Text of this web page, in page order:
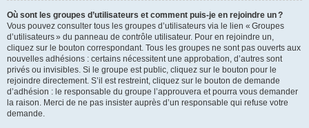
Où sont les groupes d’utilisateurs et comment puis-je en rejoindre un ?
Vous pouvez consulter tous les groupes d’utilisateurs via le lien « Groupes
d’utilisateurs » du panneau de contrôle utilisateur. Pour en rejoindre un,
cliquez sur le bouton correspondant. Tous les groupes ne sont pas ouverts aux
nouvelles adhésions : certains nécessitent une approbation, d’autres sont
privés ou invisibles. Si le groupe est public, cliquez sur le bouton pour le
rejoindre directement. S’il est restreint, cliquez sur le bouton de demande
d’adhésion : le responsable du groupe l’approuvera et pourra vous demander
la raison. Merci de ne pas insister auprès d’un responsable qui refuse votre
demande.